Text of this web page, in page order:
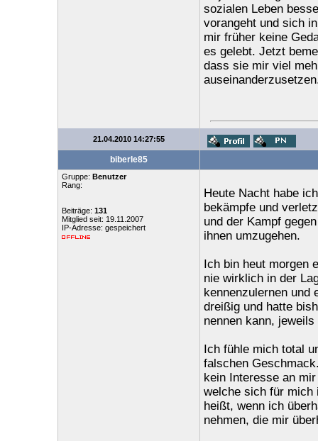
sozialen Leben
vorangeht und sich
mir früher keine
es gelebt. Jetzt
dass sie mir viel
21.04.2010 14:27:55
biberle85
Gruppe: Benutzer
Rang:
Beiträge: 131
Mitglied seit: 19.11.2007
IP-Adresse: gespeichert
Heute Nacht habe
bekämpfe und
und der Kampf
ihnen umzugehen.
Ich bin heut morgen
nie wirklich in der
kennenzulernen und
dreißig und hatte
nennen kann,
Ich fühle mich total
falschen
kein Interesse an
welche sich für mich
heißt, wenn ich
nehmen, die mir